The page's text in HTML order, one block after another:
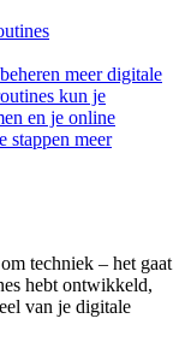
meer digitale
kun je
en je online
stappen meer
techniek – het gaat
hebt ontwikkeld,
van je digitale